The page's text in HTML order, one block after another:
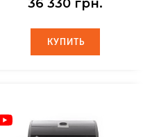
36 330 грн.
КУПИТЬ
КУПИТЬ